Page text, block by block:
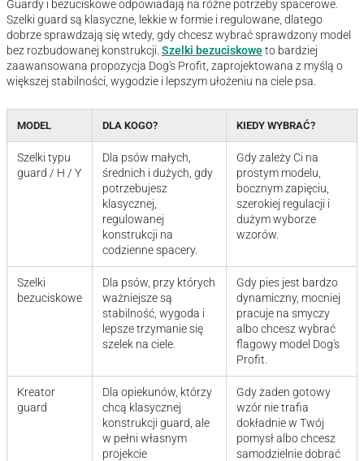
Guardy i bezuciskowe odpowiadają na różne potrzeby spacerowe.
Szelki guard są klasyczne, lekkie w formie i regulowane, dlatego
dobrze sprawdzają się wtedy, gdy chcesz wybrać sprawdzony model
bez rozbudowanej konstrukcji. Szelki bezuciskoweto bardziej
zaawansowana propozycja Dog's Profit, zaprojektowana z myślą o
większej stabilności, wygodzie i lepszym ułożeniu na ciele psa.
MODEL DLA KOGO? KIEDY WYBRAĆ?
Szelki typu
guard / H / Y
Dla psów małych,
średnich i dużych, gdy
potrzebujesz
klasycznej,
regulowanej
konstrukcji na
codzienne spacery.
Gdy zależy Ci na
prostym modelu,
bocznym zapięciu,
szerokiej regulacji i
dużym wyborze
wzorów.
Szelki
bezuciskowe
Dla psów, przy których
ważniejsze są
stabilność, wygoda i
lepsze trzymanie się
szelek na ciele.
Gdy pies jest bardzo
dynamiczny, mocniej
pracuje na smyczy
albo chcesz wybrać
flagowy model Dog's
Profit.
Kreator
guard
Dla opiekunów, którzy
chcą klasycznej
konstrukcji guard, ale
w pełni własnym
projekcie
Gdy żaden gotowy
wzór nie trafia
dokładnie w Twój
pomysł albo chcesz
samodzielnie dobrać